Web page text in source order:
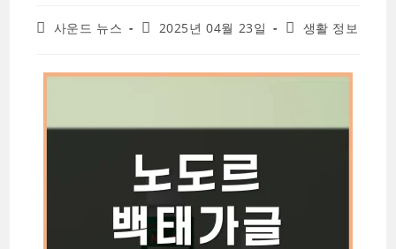
Post사운드 뉴스
Post2025년 04월 23일
Post생활 정보